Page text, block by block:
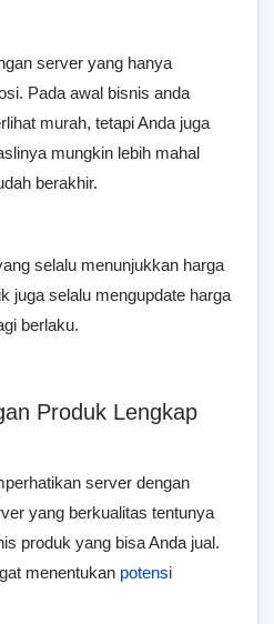
server yang hanya
Pada awal bisnis anda
murah, tetapi Anda juga
mungkin lebih mahal
berakhir.
selalu menunjukkan harga
juga selalu mengupdate harga
berlaku.
Produk Lengkap
server dengan
yang berkualitas tentunya
produk yang bisa Anda jual.
menentukan potensi